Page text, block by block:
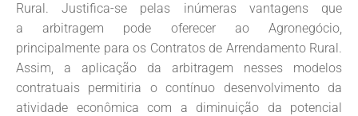
Rural. Justifica-se pelas inúmeras vantagens que
a arbitragem pode oferecer ao Agronegócio,
principalmente para os Contratos de Arrendamento Rural.
Assim, a aplicação da arbitragem nesses modelos
contratuais permitiria o contínuo desenvolvimento da
atividade econômica com a diminuição da potencial